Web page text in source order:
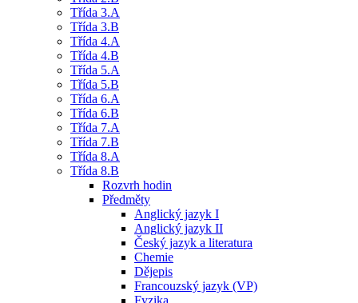
Třída 3.A
Třída 3.B
Třída 4.A
Třída 4.B
Třída 5.A
Třída 5.B
Třída 6.A
Třída 6.B
Třída 7.A
Třída 7.B
Třída 8.A
Třída 8.B
Rozvrh hodin
Předměty
Anglický jazyk I
Anglický jazyk II
Český jazyk a literatura
Chemie
Dějepis
Francouzský jazyk (VP)
Fyzika